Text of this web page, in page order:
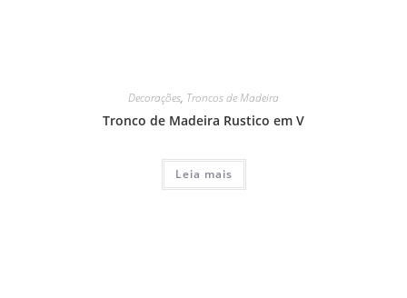
Decorações, Troncos de Madeira
Tronco de Madeira Rustico em V
Leia mais